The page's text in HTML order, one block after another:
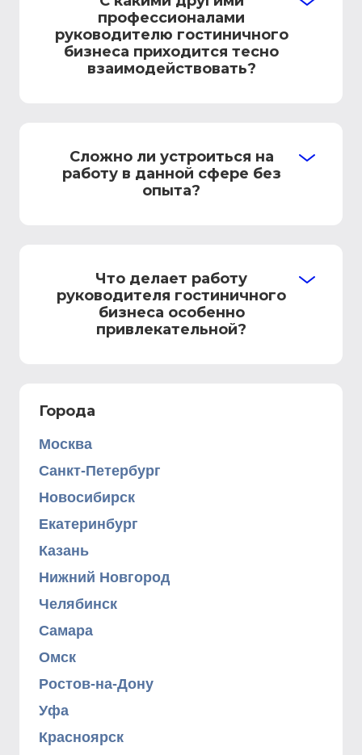
профессионалами
руководителю гостиничного
бизнеса приходится тесно
взаимодействовать?
Сложно ли устроиться на
работу в данной сфере без
опыта?
Что делает работу
руководителя гостиничного
бизнеса особенно
привлекательной?
Города
Москва
Санкт-Петербург
Новосибирск
Екатеринбург
Казань
Нижний Новгород
Челябинск
Самара
Омск
Ростов-на-Дону
Уфа
Красноярск